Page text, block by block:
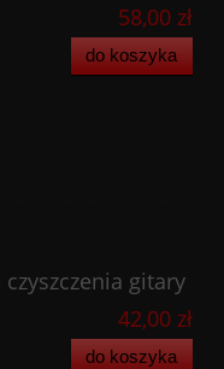
58,00 zł
do koszyka
gitary
42,00 zł
do koszyka